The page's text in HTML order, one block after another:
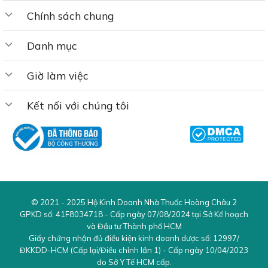
✔️ Phục linh: 550mg
✔️ Ý dĩ: 550mg
✔️ Dứa dại: 500mg
✔️ Xa tiền tử: 400mg
✔️ Ngưu tất:400mg
✔️ Kim ngân hoa: 400mg
✔️ Râu mèo: 400mg
✔️ Hoàng bá: 270mg
Chính sách chung
Danh mục
Giờ làm việc
Kết nối với chúng tôi
© 2021 - 2025 Hộ Kinh Doanh Nhà Thuốc Hoàng Châu 2
GPKD số: 41F8034718 - Cấp ngày 07/08/2024 tại Sở Kế hoạch
và Đầu tư Thành phố HCM
Giấy chứng nhận đủ điều kiện kinh doanh dược số: 12997/
ĐKKDD-HCM (Cấp lại/Điều chỉnh lần 1) - Cấp ngày 10/04/2023
do Sở Y Tế HCM cấp.